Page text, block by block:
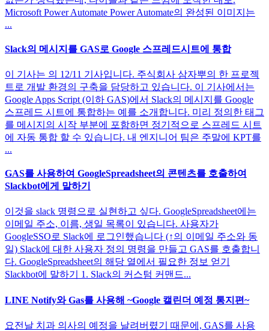
Microsoft Power Automate Power Automate의 완성된 이미지는
...
Slack의 메시지를 GAS로 Google 스프레드시트에 통합
이 기사는 의 12/11 기사입니다. 주식회사 삼자뿌의 한 프로젝
트로 개발 환경의 구축을 담당하고 있습니다. 이 기사에서는
Google Apps Script (이하 GAS)에서 Slack의 메시지를 Google
스프레드 시트에 통합하는 예를 소개합니다. 미리 정의한 태그
를 메시지의 시작 부분에 포함하면 정기적으로 스프레드 시트
에 자동 통합 할 수 있습니다. 내 엔지니어 팀은 주말에 KPT를
...
GAS를 사용하여 GoogleSpreadsheet의 콘텐츠를 호출하여
Slackbot에게 말하기
이것을 slack 명령으로 실현하고 싶다. GoogleSpreadsheet에는
이메일 주소, 이름, 생일 목록이 있습니다. 사용자가
GoogleSSO로 Slack에 로그인했습니다 (↑의 이메일 주소와 동
일) Slack에 대한 사용자 정의 명령을 만들고 GAS를 호출합니
다. GoogleSpreadsheet의 해당 열에서 필요한 정보 얻기
Slackbot에 말하기 1. Slack의 커스텀 커맨드...
LINE Notify와 Gas를 사용해 ~Google 캘린더 예정 통지편~
요전날 치과 의사의 예정을 날려버렸기 때문에, GAS를 사용